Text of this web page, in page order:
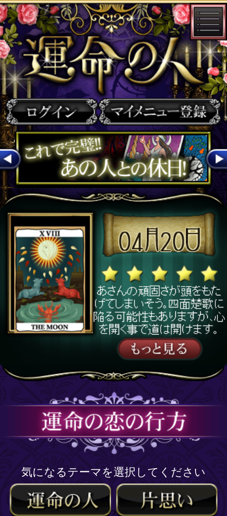
気になるテーマを選択してください
?